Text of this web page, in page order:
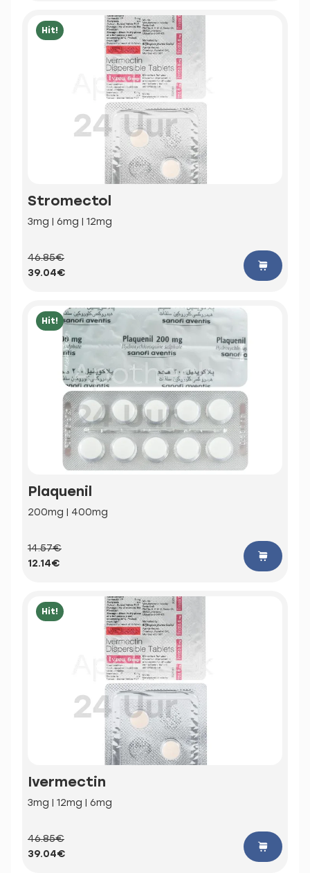
Hit!
Stromectol
3mg | 6mg | 12mg
46.85€
39.04€
Hit!
Plaquenil
200mg | 400mg
14.57€
12.14€
Hit!
Ivermectin
3mg | 12mg | 6mg
46.85€
39.04€